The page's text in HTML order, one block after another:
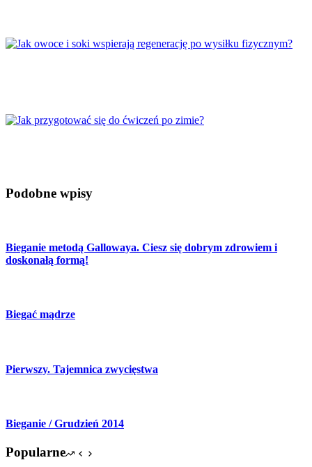
Podobne wpisy
Bieganie metodą Gallowaya. Ciesz się dobrym zdrowiem i
doskonałą formą!
Biegać mądrze
Pierwszy. Tajemnica zwycięstwa
Bieganie / Grudzień 2014
Popularne